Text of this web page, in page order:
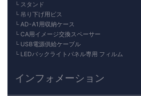
スタンド
吊り下げ用ビス
AD-A1用収納ケース
CA用イメージ交換スペーサー
USB電源供給ケーブル
LEDバックライトパネル専用 フィルム
インフォメーション